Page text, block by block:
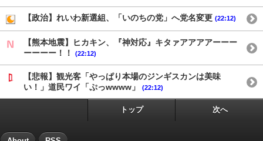
【政治】れいわ新選組、「いのちの党」へ党名変更 (22:12)
【熊本地震】ヒカキン、『神対応』キタァアアアアーーー
ーーーー！！
(22:12)
【悲報】観光客「やっぱり本場のジンギスカンは美味
い！」道民ワイ「ぷっwwww」
(22:12)
トップ 次へ